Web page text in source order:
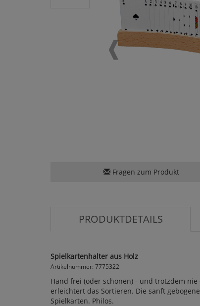
Fragen zum Produkt
PRODUKTDETAILS
Spielkartenhalter aus Holz
Artikelnummer: 7775322
Hand frei (oder schonen) - und trotzdem
erleichtert das Sortieren. Die sanft
Spielkarten. Philos.